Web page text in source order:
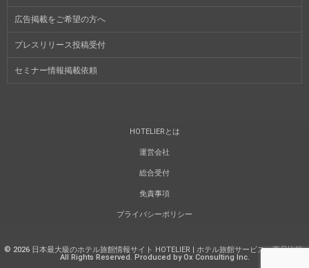
広告掲載をご希望の方へ
プレスリリース投稿受付
セミナー情報掲載依頼
HOTELIERとは
運営会社
総合受付
免責事項
プライバシーポリシー
© 2026 日本最大級のホテル旅館情報サイト HOTELIER | ホテル旅館サービス・商品比較.
All Rights Reserved. Produced by Ox Consulting Inc.